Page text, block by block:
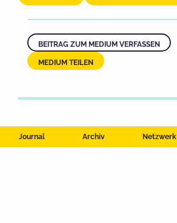
Journal Archiv Netzwerk
BEITRAG ZUM MEDIUM VERFASSEN
MEDIUM TEILEN